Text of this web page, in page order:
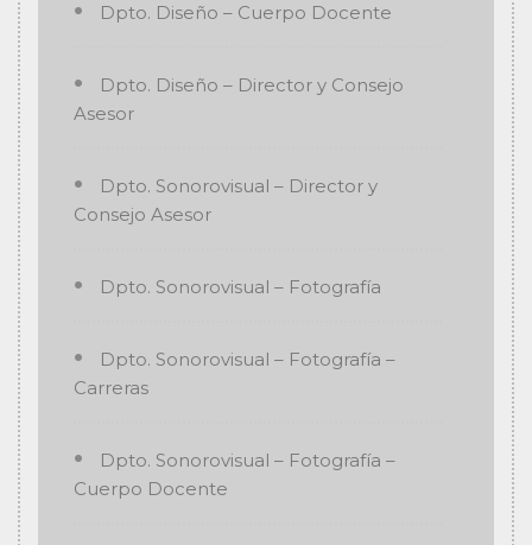
Dpto. Diseño – Cuerpo Docente
Dpto. Diseño – Director y Consejo
Asesor
Dpto. Sonorovisual – Director y
Consejo Asesor
Dpto. Sonorovisual – Fotografía
Dpto. Sonorovisual – Fotografía –
Carreras
Dpto. Sonorovisual – Fotografía –
Cuerpo Docente